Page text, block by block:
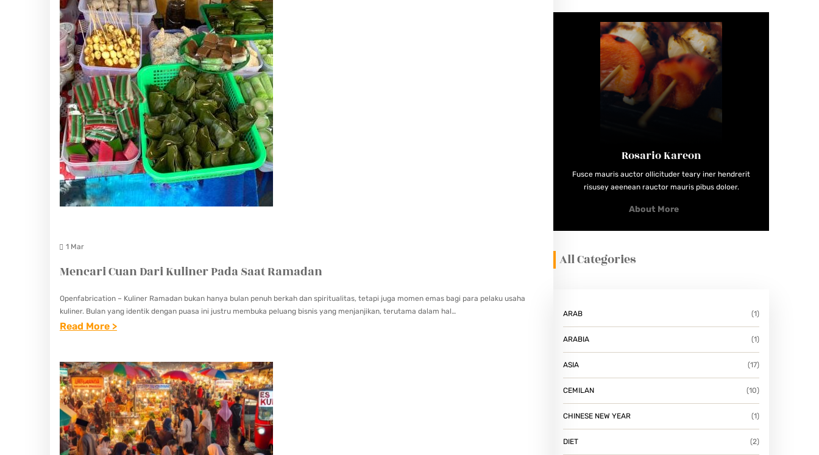
L
I
N
E
R
D
I
B
U
L
A
N
A
N
:
R
A
D
I
S
1 Mar
Mencari Cuan Dari Kuliner Pada Saat Ramadan
Openfabrication – Kuliner Ramadan bukan hanya bulan penuh berkah dan spiritualitas, tetapi juga momen emas bagi para pelaku usaha
kuliner. Bulan yang identik dengan puasa ini justru membuka peluang bisnis yang menjanjikan, terutama dalam hal…
Read More >:
E
N
C
A
R
I
Rosario Kareon
Fusce mauris auctor ollicituder teary iner hendrerit
risusey aeenean rauctor mauris pibus doloer.
About More
All Categories
ARAB (1)
ARABIA (1)
ASIA (17)
CEMILAN (10)
CHINESE NEW YEAR (1)
DIET (2)